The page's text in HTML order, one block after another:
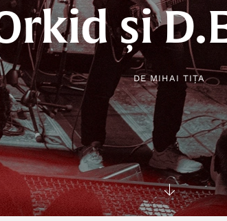
și
DEMIHAI TIȚA